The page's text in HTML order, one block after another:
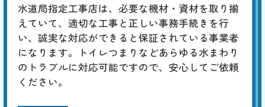
水道局指定工事店は、必要な機材・資材を取り揃
えていて、適切な工事と正しい事務手続きを行
い、誠実な対応ができると保証されている事業者
になります。トイレつまりなどあらゆる水まわり
のトラブルに対応可能ですので、安心してご依頼
ください。